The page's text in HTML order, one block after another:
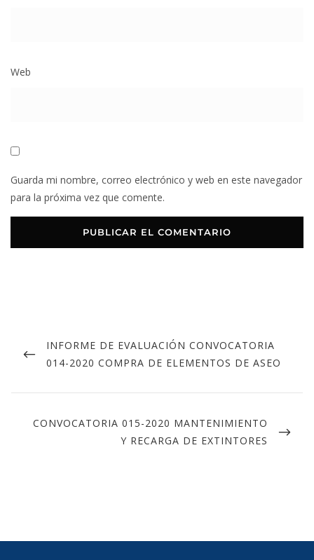
Web
Guarda mi nombre, correo electrónico y web en este navegador
para la próxima vez que comente.
INFORME DE EVALUACIÓN CONVOCATORIA
014-2020 COMPRA DE ELEMENTOS DE ASEO
CONVOCATORIA 015-2020 MANTENIMIENTO
Y RECARGA DE EXTINTORES